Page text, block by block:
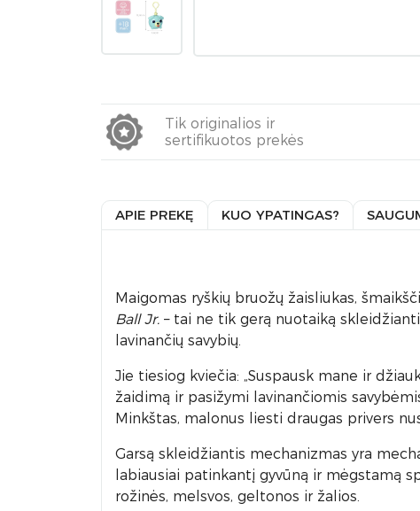
Tik originalios ir
sertifikuotos prekės
APIE PREKĘ KUO YPATINGAS?
Maigomas ryškių bruožų žaisliukas,
Ball Jr. – tai ne tik gerą nuotaiką
lavinančių savybių.
Jie tiesiog kviečia: „Suspausk mane ir
žaidimą ir pasižymi lavinančiomis
Minkštas, malonus liesti draugas privers
Garsą skleidžiantis mechanizmas yra
labiausiai patinkantį gyvūną ir mėgstamą
rožinės, melsvos, geltonos ir žalios.